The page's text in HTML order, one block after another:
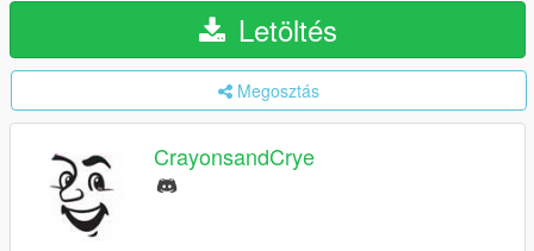
Letöltés
Megosztás
CrayonsandCrye